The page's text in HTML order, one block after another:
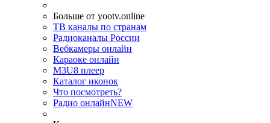
Больше от yootv.online
ТВ каналы по странам
Радиоканалы России
Вебкамеры онлайн
Караоке онлайн
M3U8 плеер
Каталог иконок
Что посмотреть?
Радио онлайнNEW